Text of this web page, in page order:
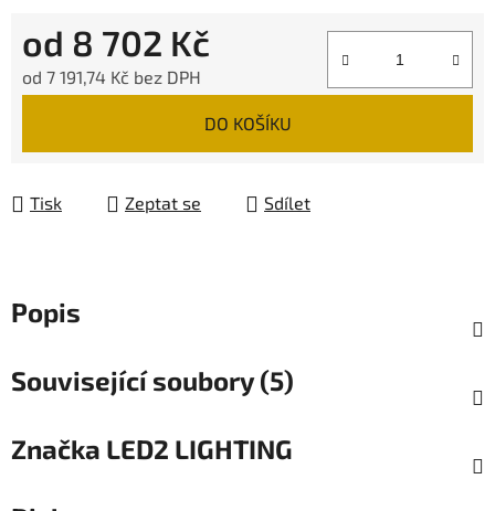
od 8 702 Kč
od 7 191,74 Kč bez DPH
DO KOŠÍKU
Tisk Zeptat se Sdílet
Popis
Související soubory (5)
Značka LED2 LIGHTING